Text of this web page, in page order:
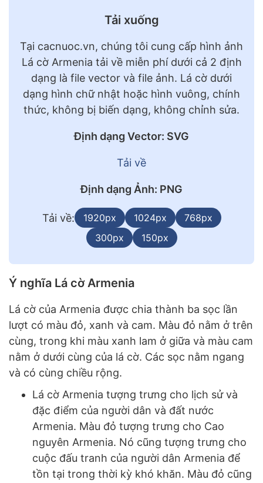
Tải xuống
Tại cacnuoc.vn, chúng tôi cung cấp hình ảnh
Lá cờ Armenia tải về miễn phí dưới cả 2 định
dạng là file vector và file ảnh. Lá cờ dưới
dạng hình chữ nhật hoặc hình vuông, chính
thức, không bị biến dạng, không chỉnh sửa.
Định dạng Vector: SVG
Tải về
Định dạng Ảnh: PNG
Tải về: 1920px 1024px
768px
300px
150px
Ý nghĩa Lá cờ Armenia
Lá cờ của Armenia được chia thành ba sọc lần
lượt có màu đỏ, xanh và cam. Màu đỏ nằm ở trên
cùng, trong khi màu xanh lam ở giữa và màu cam
nằm ở dưới cùng của lá cờ. Các sọc nằm ngang
và có cùng chiều rộng.
Lá cờ Armenia tượng trưng cho lịch sử và
đặc điểm của người dân và đất nước
Armenia. Màu đỏ tượng trưng cho Cao
nguyên Armenia. Nó cũng tượng trưng cho
cuộc đấu tranh của người dân Armenia để
tồn tại trong thời kỳ khó khăn. Màu đỏ cũng